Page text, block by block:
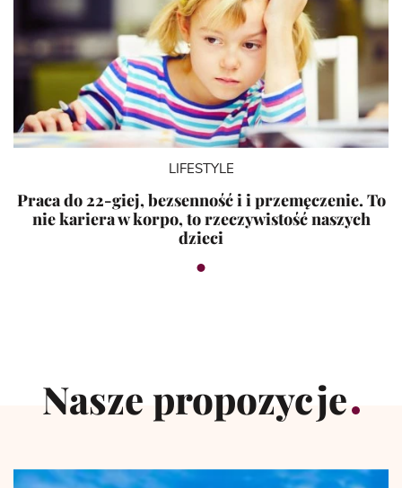
LIFESTYLE
Praca do 22-giej, bezsenność i i przemęczenie. To
nie kariera w korpo, to rzeczywistość naszych
dzieci
Nasze propozycje